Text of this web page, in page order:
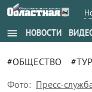
menu НОВОСТИ
#ОБЩЕСТВО
Фото: Пресс-